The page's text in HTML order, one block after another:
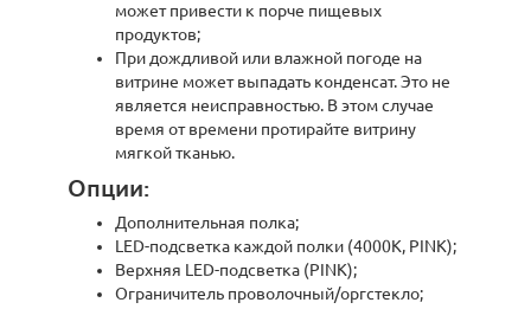
может привести к порче пищевых
продуктов;
При дождливой или влажной погоде на
витрине может выпадать конденсат. Это не
является неисправностью. В этом случае
время от времени протирайте витрину
мягкой тканью.
Опции:
Дополнительная полка;
LED-подсветка каждой полки (4000K, PINK);
Верхняя LED-подсветка (PINK);
Ограничитель проволочный/оргстекло;